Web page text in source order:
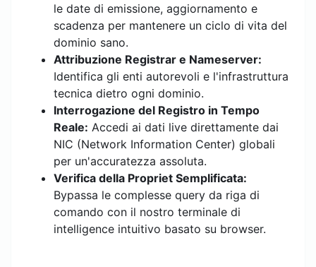
le date di emissione, aggiornamento e
scadenza per mantenere un ciclo di vita del
dominio sano.
Attribuzione Registrar e Nameserver:
Identifica gli enti autorevoli e l'infrastruttura
tecnica dietro ogni dominio.
Interrogazione del Registro in Tempo
Reale: Accedi ai dati live direttamente dai
NIC (Network Information Center) globali
per un'accuratezza assoluta.
Verifica della Propriet Semplificata:
Bypassa le complesse query da riga di
comando con il nostro terminale di
intelligence intuitivo basato su browser.